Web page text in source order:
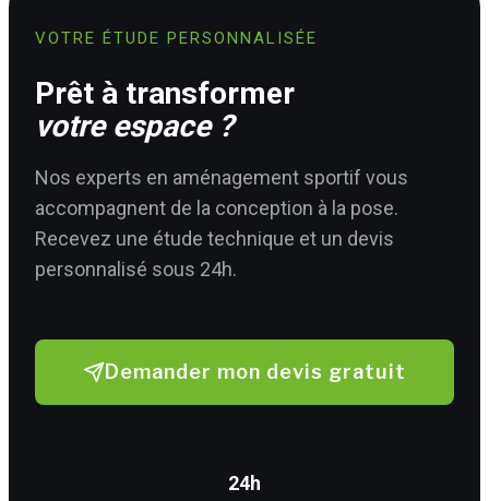
VOTRE ÉTUDE PERSONNALISÉE
Prêt à transformer
votre espace ?
Nos experts en aménagement sportif vous
accompagnent de la conception à la pose.
Recevez une étude technique et un devis
personnalisé sous 24h.
Demander mon devis gratuit
24h